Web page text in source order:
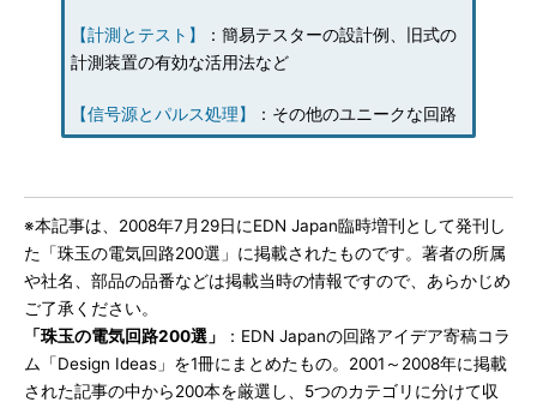
【計測とテスト】
：簡易テスターの設計例、旧式の
計測装置の有効な活用法など
【信号源とパルス処理】 ：その他のユニークな回路
※本記事は、2008年7月29日にEDN Japan臨時増刊として発刊し
た「珠玉の電気回路200選」に掲載されたものです。著者の所属
や社名、部品の品番などは掲載当時の情報ですので、あらかじめ
ご了承ください。
「珠玉の電気回路200選」
：EDN Japanの回路アイデア寄稿コラ
ム「Design Ideas」を1冊にまとめたもの。2001～2008年に掲載
された記事の中から200本を厳選し、5つのカテゴリに分けて収